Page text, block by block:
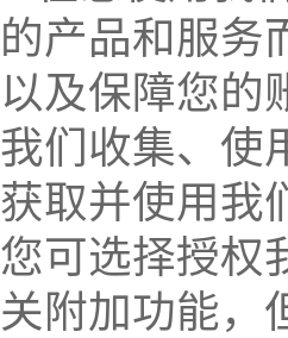
的产品和服务
以及保障您的
我们收集、使
获取并使用我
您可选择授权
关附加功能，